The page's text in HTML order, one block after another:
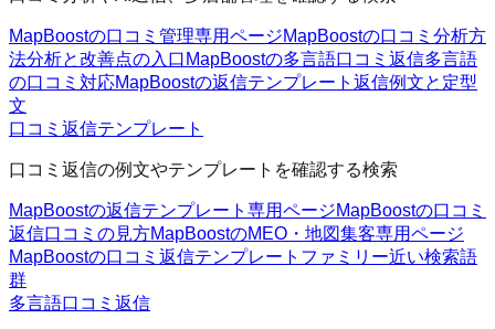
MapBoostの口コミ管理専用ページMapBoostの口コミ分析方
法分析と改善点の入口 MapBoostの多言語口コミ返信多言語
の口コミ対応MapBoostの返信テンプレート 返信例文と定型
文
口コミ返信テンプレート
口コミ返信の例文やテンプレートを確認する検索
MapBoostの返信テンプレート 専用ページMapBoostの口コミ
返信口コミの見方MapBoostのMEO・地図集客専用ページ
MapBoostの口コミ返信テンプレートファミリー近い検索語
群
多言語口コミ返信